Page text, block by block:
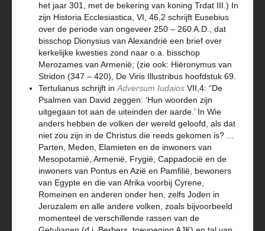
het jaar 301, met de bekering van koning Trdat III.) In
zijn Historia Ecclesiastica, VI, 46,2 schrijft Eusebius
over de periode van ongeveer 250 – 260 A.D., dat
bisschop Dionysius van Alexandrië een brief over
kerkelijke kwesties zond naar o.a. bisschop
Merozames van Armenië; (zie ook: Hiëronymus van
Stridon (347 – 420), De Viris Illustribus hoofdstuk 69.
Tertulianus schrijft in Adversum Iudaios VII,4: “De
Psalmen van David zeggen: ‘Hun woorden zijn
uitgegaan tot aan de uiteinden der aarde.’ In Wie
anders hebben de volken der wereld geloofd, als dat
niet zou zijn in de Christus die reeds gekomen is? ...
Parten, Meden, Elamieten en de inwoners van
Mesopotamië, Armenië, Frygië, Cappadocië en de
inwoners van Pontus en Azië en Pamfilië, bewoners
van Egypte en die van Afrika voorbij Cyrene,
Romeinen en anderen onder hen, zelfs Joden in
Jeruzalem en alle andere volken, zoals bijvoorbeeld
momenteel de verschillende rassen van de